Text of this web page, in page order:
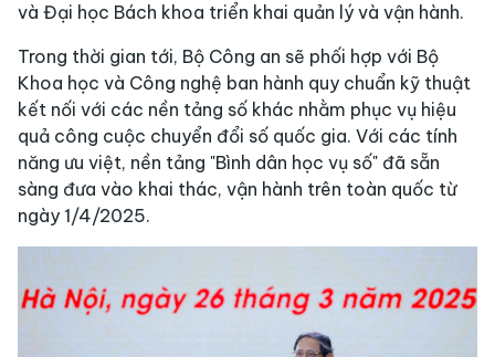
và Đại học Bách khoa triển khai quản lý và vận hành.
Trong thời gian tới, Bộ Công an sẽ phối hợp với Bộ
Khoa học và Công nghệ ban hành quy chuẩn kỹ thuật
kết nối với các nền tảng số khác nhằm phục vụ hiệu
quả công cuộc chuyển đổi số quốc gia. Với các tính
năng ưu việt, nền tảng "Bình dân học vụ số" đã sẵn
sàng đưa vào khai thác, vận hành trên toàn quốc từ
ngày 1/4/2025.